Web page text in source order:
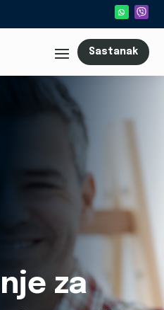
Sastanak
za